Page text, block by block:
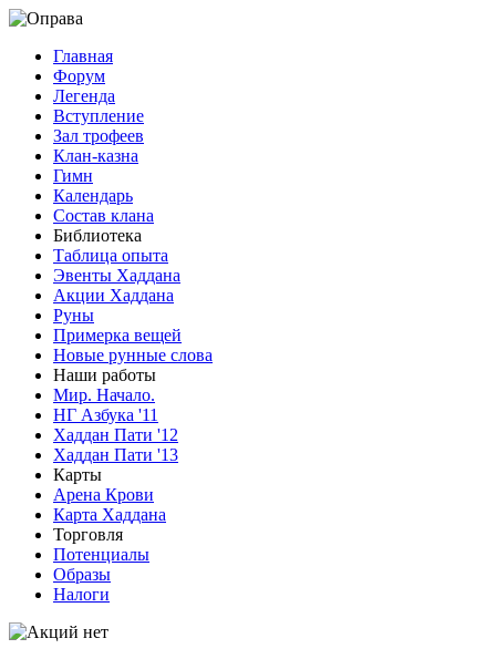
Главная
Форум
Легенда
Вступление
Зал трофеев
Клан-казна
Гимн
Календарь
Состав клана
Библиотека
Таблица опыта
Эвенты Хаддана
Акции Хаддана
Руны
Примерка вещей
Новые рунные слова
Наши работы
Мир. Начало.
НГ Азбука '11
Хаддан Пати '12
Хаддан Пати '13
Карты
Арена Крови
Карта Хаддана
Торговля
Потенциалы
Образы
Налоги